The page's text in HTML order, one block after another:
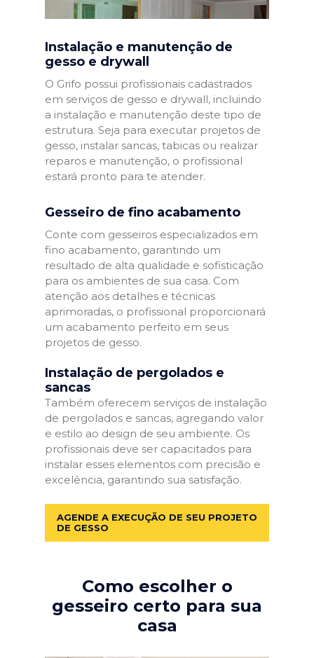
Instalação e manutenção de
gesso e drywall
O Grifo possui profissionais cadastrados
em serviços de gesso e drywall, incluindo
a instalação e manutenção deste tipo de
estrutura. Seja para executar projetos de
gesso, instalar sancas, tabicas ou realizar
reparos e manutenção, o profissional
estará pronto para te atender.
Gesseiro de fino acabamento
Conte com gesseiros especializados em
fino acabamento, garantindo um
resultado de alta qualidade e sofisticação
para os ambientes de sua casa. Com
atenção aos detalhes e técnicas
aprimoradas, o profissional proporcionará
um acabamento perfeito em seus
projetos de gesso.
Instalação de pergolados e
sancas
Também oferecem serviços de instalação
de pergolados e sancas, agregando valor
e estilo ao design de seu ambiente. Os
profissionais deve ser capacitados para
instalar esses elementos com precisão e
excelência, garantindo sua satisfação.
AGENDE A EXECUÇÃO DE SEU PROJETO
DE GESSO
Como escolher o
gesseiro certo para sua
casa